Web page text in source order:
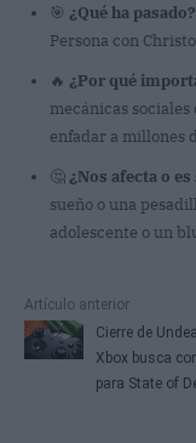
🎯 ¿Qué ha pasado?
Persona con
🔥 ¿Por qué
mecánicas
enfadar a millones
🤔¿Nos afecta o
sueño o una
adolescente o un
Artículo anterior
Cierre de
Xbox busca
para State of